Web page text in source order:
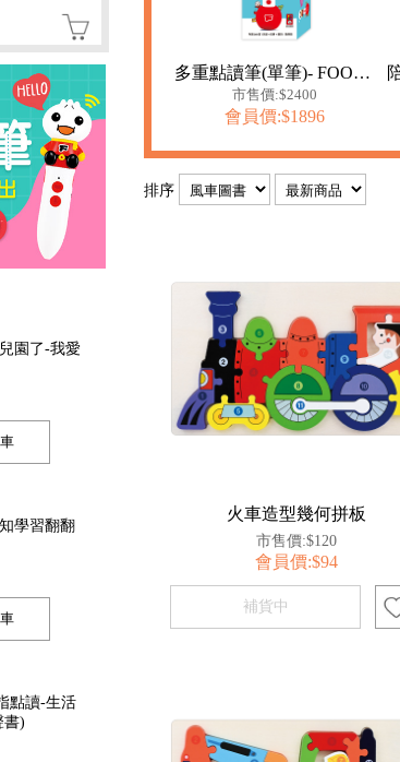
園了-我愛
學習翻翻
點讀-生活
書)
多重點讀筆(單筆)- FOOD超人
市售價:$2400
會員價:$1896
排序
火車造型幾何拼板
市售價:$120
會員價:$94